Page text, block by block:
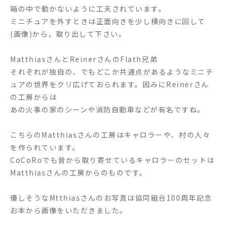
箱の中で動かないように工夫されています。
ミニチュアを外すときは正面向きを少し横向きに回して
(画像)から，取り出して下さい。
MatthiasさんとReinerさんのFlath兄弟
それぞれが独自の、でもどこか共通点があるようなミニチ
ュアの世界をクリ広げておられます。因みにReinerさん
の工房からは
あの火事の家のシーンや消防自動車などが有名ですね。
こちらのMatthiasさんの工房はキャロラーや、村の人々
を作られています。
CoCoRoでも昔から取り寄せているキャロラーのセットは
Matthiasさんの工房からのものです。
優しそうなMtthiasさんのお写真は協同組合100周年記念
お本から画像をいただきました。